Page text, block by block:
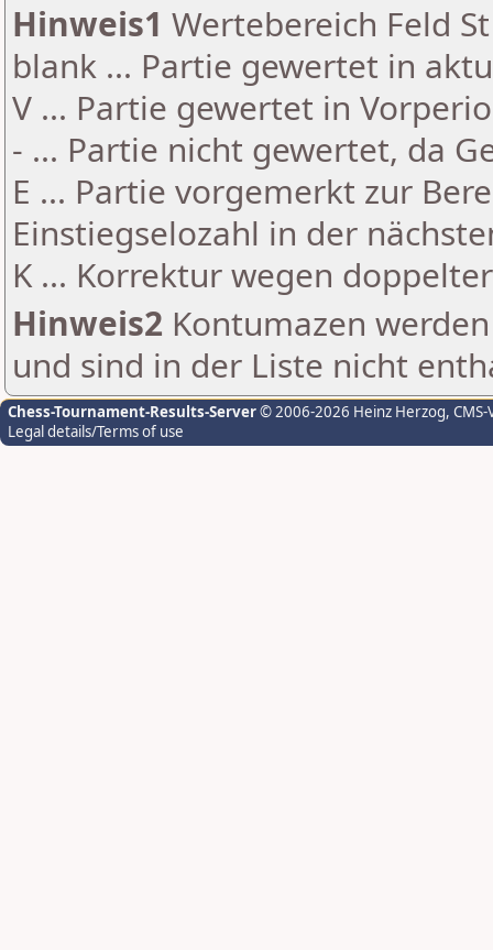
Hinweis1 Wertebereich Feld
blank ... Partie gewertet in
V ... Partie gewertet in
- ... Partie nicht gewertet, da
E ... Partie vorgemerkt zur
Einstiegselozahl in der
K ... Korrektur wegen
Hinweis2 Kontumazen
und sind in der Liste nicht
Chess-Tournament-Results-Server© 2006-2026 Heinz Herzog,
Legal details/Terms of use